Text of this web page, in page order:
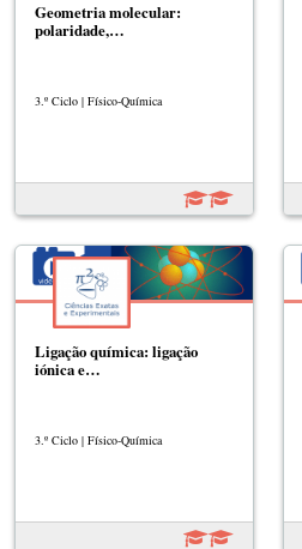
Geometria molecular:
polaridade,…
3.º Ciclo | Físico-Química
Ligação química: ligação
iónica e…
3.º Ciclo | Físico-Química